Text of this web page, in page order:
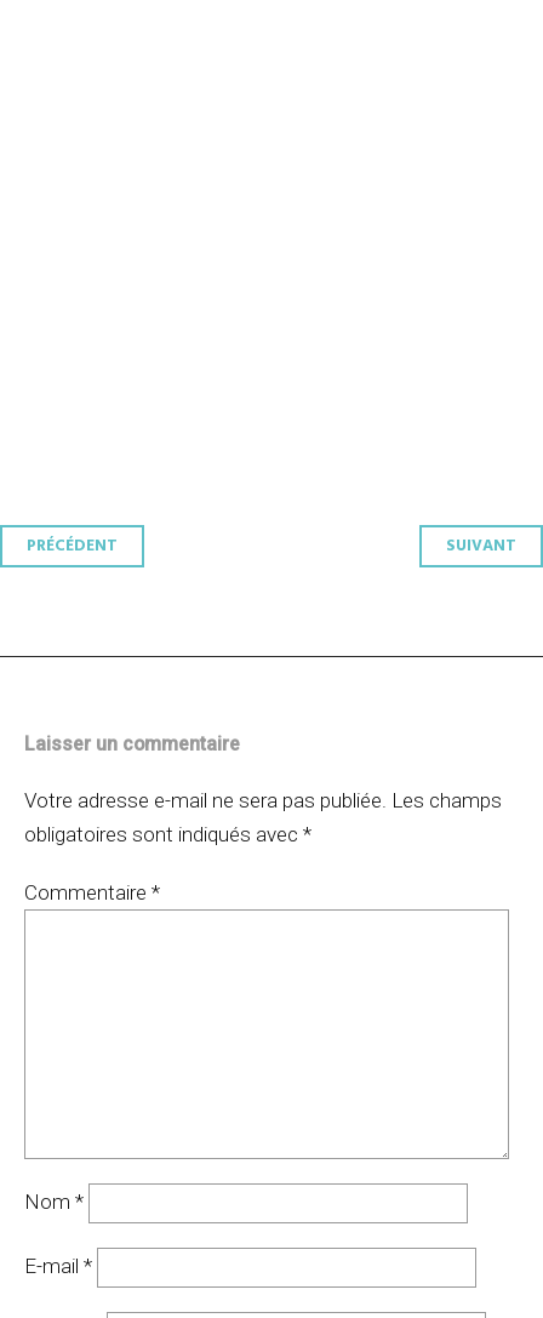
Navigation
PRÉCÉDENT SUIVANT
Laisser un commentaire
Votre adresse e-mail ne sera pas publiée. Les champs
obligatoires sont indiqués avec *
Commentaire *
Nom *
E-mail *